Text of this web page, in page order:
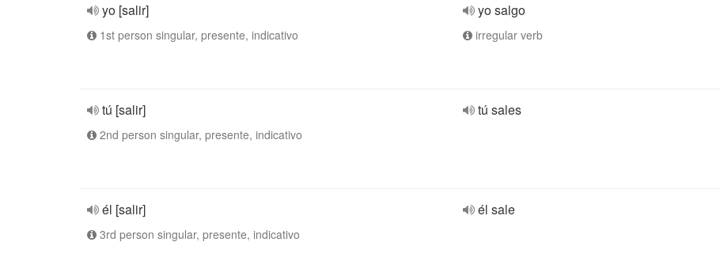
yo [salir]
1st person singular, presente, indicativo
yo salgo
irregular verb
tú [salir]
2nd person singular, presente, indicativo
tú sales
él [salir]
3rd person singular, presente, indicativo
él sale